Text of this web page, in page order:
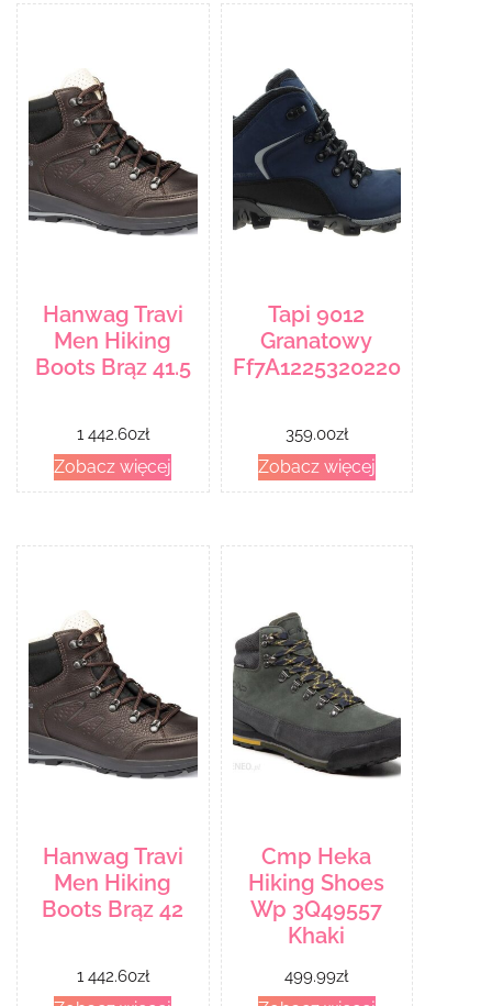
Hanwag Travi
Men Hiking
Boots Brąz 41.5
1 442.60zł
Zobacz więcej
Tapi 9012
Granatowy
359.00zł
Zobacz więcej
Hanwag Travi
Men Hiking
Boots Brąz 42
1 442.60zł
Cmp Heka
Hiking Shoes
Wp 3Q49557
Khaki
499.99zł